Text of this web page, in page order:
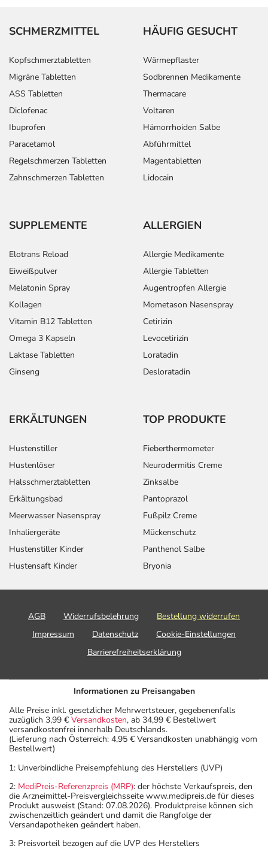
SCHMERZMITTEL
Kopfschmerztabletten
Migräne Tabletten
ASS Tabletten
Diclofenac
Ibuprofen
Paracetamol
Regelschmerzen Tabletten
Zahnschmerzen Tabletten
HÄUFIG GESUCHT
Wärmepflaster
Sodbrennen Medikamente
Thermacare
Voltaren
Hämorrhoiden Salbe
Abführmittel
Magentabletten
Lidocain
SUPPLEMENTE
Elotrans Reload
Eiweißpulver
Melatonin Spray
Kollagen
Vitamin B12 Tabletten
Omega 3 Kapseln
Laktase Tabletten
Ginseng
ALLERGIEN
Allergie Medikamente
Allergie Tabletten
Augentropfen Allergie
Mometason Nasenspray
Cetirizin
Levocetirizin
Loratadin
Desloratadin
ERKÄLTUNGEN
Hustenstiller
Hustenlöser
Halsschmerztabletten
Erkältungsbad
Meerwasser Nasenspray
Inhaliergeräte
Hustenstiller Kinder
Hustensaft Kinder
TOP PRODUKTE
Fieberthermometer
Neurodermitis Creme
Zinksalbe
Pantoprazol
Fußpilz Creme
Mückenschutz
Panthenol Salbe
Bryonia
AGB Widerrufsbelehrung
Bestellung widerrufen
Impressum
Datenschutz
Cookie-Einstellungen
Barrierefreiheitserklärung
Informationen zu Preisangaben
Alle Preise inkl. gesetzlicher Mehrwertsteuer, gegebenenfalls
zuzüglich 3,99 € Versandkosten, ab 34,99 € Bestellwert
versandkostenfrei innerhalb Deutschlands.
(Lieferung nach Österreich: 4,95 € Versandkosten unabhängig vom
Bestellwert)
1: Unverbindliche Preisempfehlung des Herstellers (UVP)
2: MediPreis-Referenzpreis (MRP): der höchste Verkaufspreis, den
die Arzneimittel-Preisvergleichsseite www.medipreis.de für dieses
Produkt ausweist (Stand: 07.08.2026). Produktpreise können sich
zwischenzeitlich geändert und damit die Rangfolge der
Versandapotheken geändert haben.
3: Preisvorteil bezogen auf die UVP des Herstellers